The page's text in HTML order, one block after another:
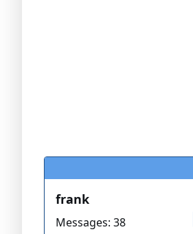
frank
Messages: 38